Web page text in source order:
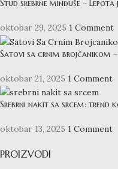
Stud srebrne minđuše –
oktobar 29, 2025 1 Comment
Satovi sa crnim brojčanikom
oktobar 21, 2025 1 Comment
Srebrni nakit sa srcem: trend
oktobar 13, 2025 1 Comment
PROIZVODI